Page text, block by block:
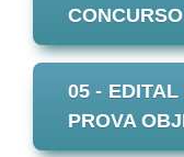
05 -
PROVA